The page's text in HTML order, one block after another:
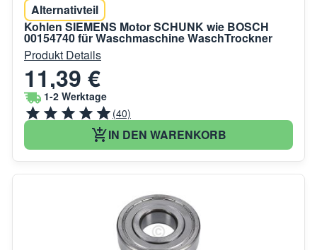
Alternativteil
Kohlen SIEMENS Motor SCHUNK wie BOSCH
00154740 für Waschmaschine WaschTrockner
Produkt Details
11,39 €
1-2 Werktage
(40)
IN DEN WARENKORB